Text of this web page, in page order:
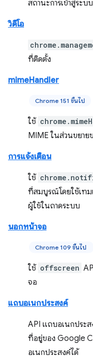
สถานะการเข้าสู่ระบบ
วิดีโอ
ที่ติดตั้ง
mimeHandler
Chrome 151 ขึ้นไป
ใช้
MIME ในส่วนขยา
การแจ้งเตือน
ใช้
ที่สมบูรณ์โดยใช้เทม
ผู้ใช้ในถาดระบบ
นอกหน้าจอ
Chrome 109 ขึ้นไป
ใช้ offscreen
จอ
แถบอเนกประสงค์
API แถบอเนกประ
ที่อยู่ของ Google
อเนกประสงค์ได้